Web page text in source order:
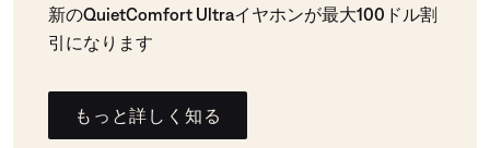
新のQuietComfort Ultraイヤホンが最大100ドル割
引になります
もっと詳しく知る